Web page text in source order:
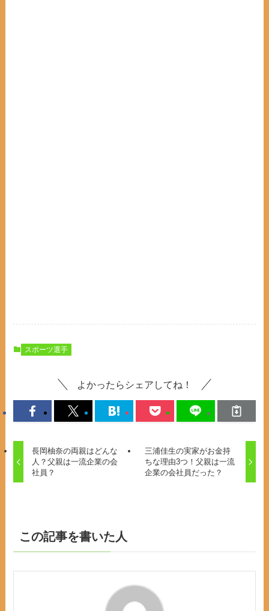
スポーツ選手
よかったらシェアしてね！
長岡柚奈の両親はどんな
人？父親は一流企業の会
社員？
三浦佳生の実家がお金持
ちな理由3つ！父親は一流
企業の会社員だった？
この記事を書いた人